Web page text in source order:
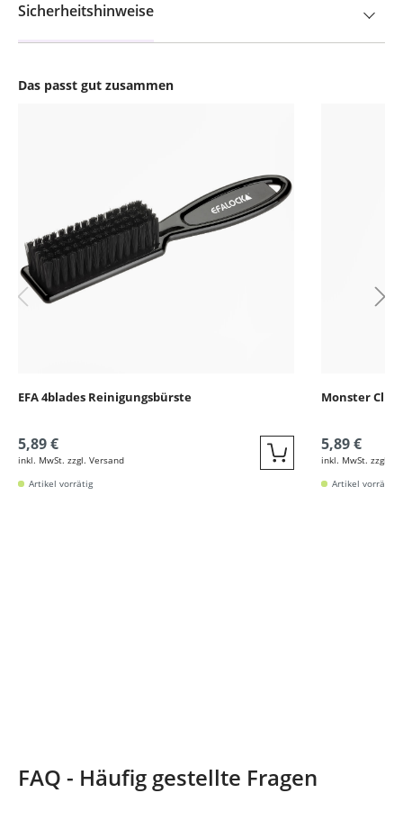
Das passt gut zusammen
EFA 4blades Reinigungsbürste
5,89 €
inkl. MwSt. zzgl. Versand Quickbuy
Artikel vorrätig
Monster
5,89 €
inkl. MwSt. zzgl.
Artikel vorrätig
Sicherheitshinweise
FAQ - Häufig gestellte Fragen